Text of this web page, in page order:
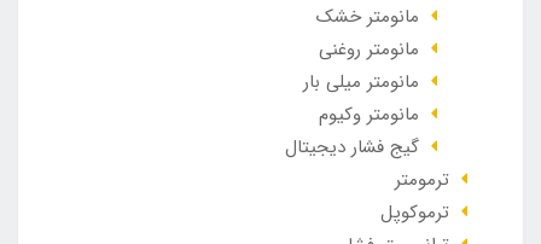
مانومتر خشک
مانومتر روغنی
مانومتر میلی بار
مانومتر وکیوم
گیج فشار دیجیتال
ترمومتر
ترموکوپل